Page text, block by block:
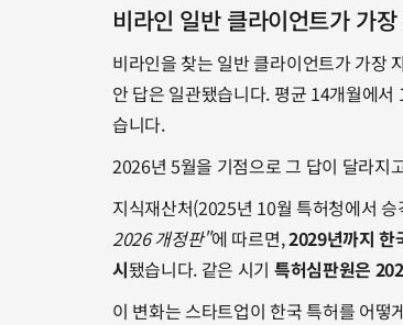
비라인 일반 클라이언트가 가
비라인을 찾는 일반 클라이언트가 가장
안 답은 일관됐습니다. 평균 14개월에
습니다.
2026년 5월을 기점으로 그 답이 달라지
지식재산처(2025년 10월 특허청에서
2026 개정판"에 따르면, 2029년까지 한
시됐습니다. 같은 시기 특허심판원은
이 변화는 스타트업이 한국 특허를 어떻